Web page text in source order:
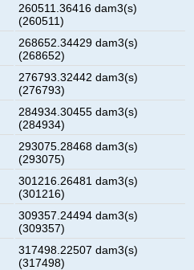
260511.36416 dam3(s)
(260511)
268652.34429 dam3(s)
(268652)
276793.32442 dam3(s)
(276793)
284934.30455 dam3(s)
(284934)
293075.28468 dam3(s)
(293075)
301216.26481 dam3(s)
(301216)
309357.24494 dam3(s)
(309357)
317498.22507 dam3(s)
(317498)